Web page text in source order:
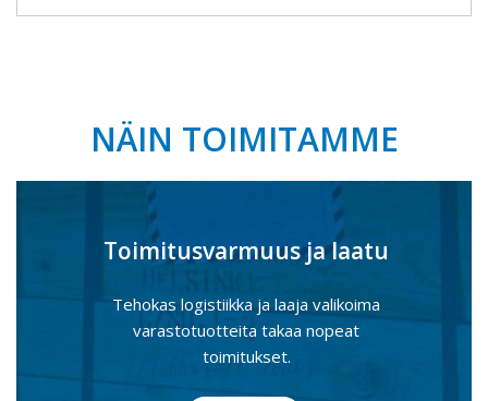
NÄIN TOIMITAMME
Toimitusvarmuus ja laatu
Tehokas logistiikka ja laaja valikoima
varastotuotteita takaa nopeat
toimitukset.